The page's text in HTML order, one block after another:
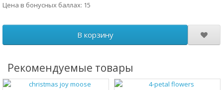
Цена в бонусных баллах: 15
В корзину
Рекомендуемые товары